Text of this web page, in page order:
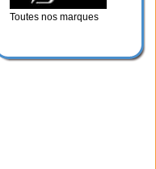
Toutes nos marques